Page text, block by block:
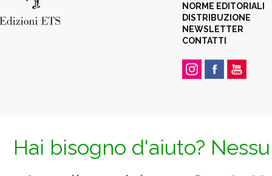
NORME EDITORIALI
DISTRIBUZIONE
NEWSLETTER
CONTATTI
Hai bisogno d'aiuto?